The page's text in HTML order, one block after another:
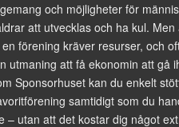
och möjligheter för
att utvecklas och ha kul. Men
förening kräver resurser, och
utmaning att få ekonomin att gå
Sponsorhuset kan du enkelt
samtidigt som du
– utan att det kostar dig något